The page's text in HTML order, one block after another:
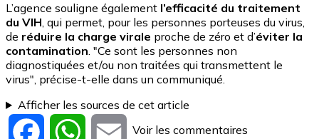
L’agence souligne également l’efficacité du traitement
du VIH, qui permet, pour les personnes porteuses du virus,
de réduire la charge virale proche de zéro et d’éviter la
contamination. "Ce sont les personnes non
diagnostiquées et/ou non traitées qui transmettent le
virus", précise-t-elle dans un communiqué.
Afficher les sources de cet article
Facebook WhatsApp
Email
Voir les commentaires